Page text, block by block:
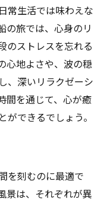
常生活では味わえな
の旅では、心身のリ
のストレスを忘れる
心地よさや、波の穏
、深いリラクゼーシ
間を通じて、心が癒
できるでしょう。
を刻むのに最適で
景は、それぞれが異